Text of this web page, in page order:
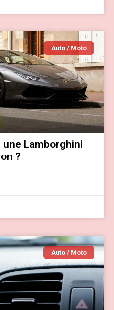
Auto / Moto
une Lamborghini
?
Auto / Moto